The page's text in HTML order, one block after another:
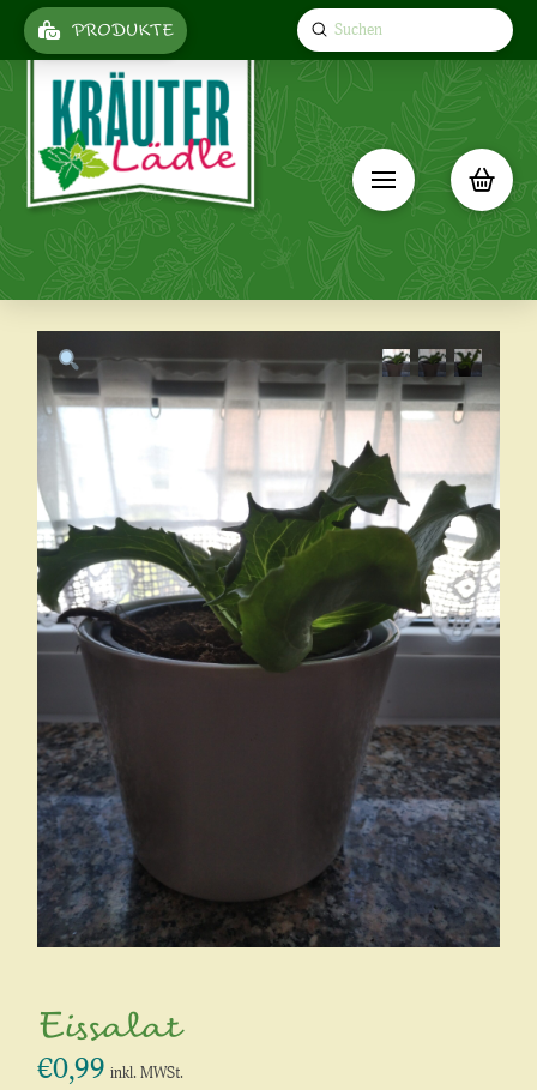
PRODUKTE Search
Submit
Eissalat
€0,99 inkl. MWSt.